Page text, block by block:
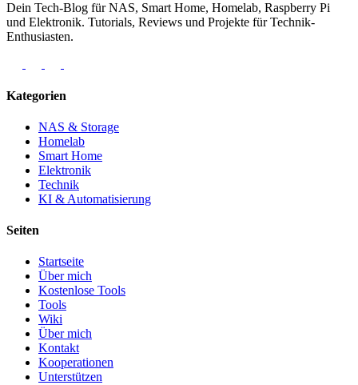
Dein Tech-Blog für NAS, Smart Home, Homelab, Raspberry Pi
und Elektronik. Tutorials, Reviews und Projekte für Technik-
Enthusiasten.
Kategorien
NAS & Storage
Homelab
Smart Home
Elektronik
Technik
KI & Automatisierung
Seiten
Startseite
Über mich
Kostenlose Tools
Tools
Wiki
Über mich
Kontakt
Kooperationen
Unterstützen